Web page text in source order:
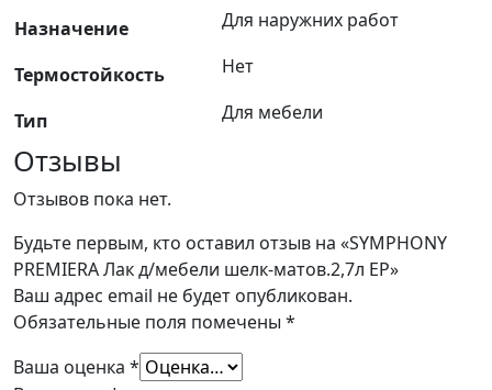
Назначение Для наружних работ
Термостойкость Нет
Тип Для мебели
Отзывы
Отзывов пока нет.
Будьте первым, кто оставил отзыв на «SYMPHONY
PREMIERA Лак д/мебели шелк-матов.2,7л ЕР»
Ваш адрес email не будет опубликован.
Обязательные поля помечены *
Ваша оценка *